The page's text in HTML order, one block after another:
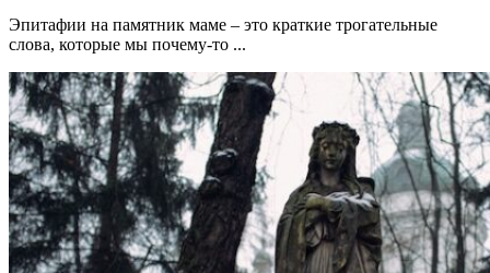
Эпитафии на памятник маме – это краткие трогательные
слова, которые мы почему-то ...